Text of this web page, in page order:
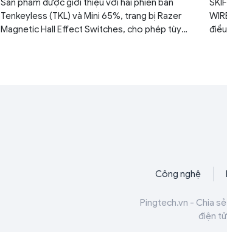
Sản phẩm được giới thiệu với hai phiên bản
Tenkeyless (TKL) và Mini 65%, trang bị Razer
Magnetic Hall Effect Switches, cho phép tùy
Công nghệ
Pingtech.vn - Chia
điện